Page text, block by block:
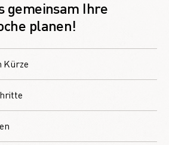
gemeinsam Ihre
planen!
Kürze